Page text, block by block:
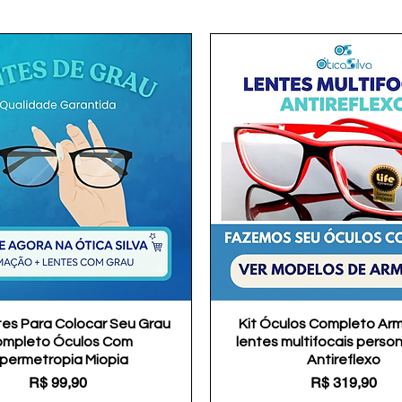
Visualização rápida
Para Colocar Seu Grau
Óculos Com
Miopia
Preço
R$ 99,90
Visualização rápida
Kit Óculos Completo
lentes multifocais
Antireflexo
Preço
R$ 319,90